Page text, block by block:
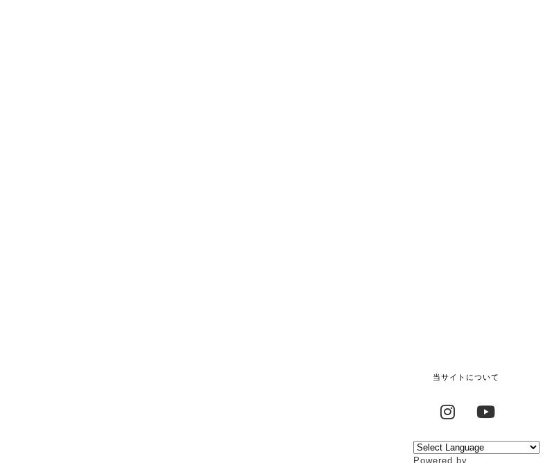
当サイトについて
InstagramYouTube
Powered by